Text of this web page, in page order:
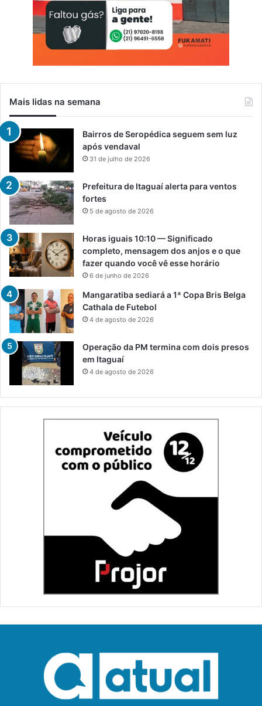
Mais lidas na semana
Bairros de Seropédica seguem sem luz
após vendaval
31 de julho de 2026
Prefeitura de Itaguaí alerta para ventos
fortes
5 de agosto de 2026
Horas iguais 10:10 — Significado
completo, mensagem dos anjos e o que
fazer quando você vê esse horário
6 de junho de 2026
Mangaratiba sediará a 1ª Copa Bris Belga
Cathala de Futebol
4 de agosto de 2026
Operação da PM termina com dois presos
em Itaguaí
4 de agosto de 2026